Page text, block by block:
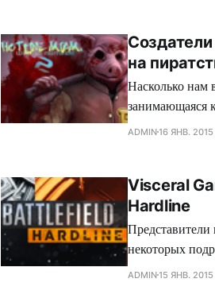
головоломку
на
Насколько нам
занимающаяся
производит
зеленного
коллектива
ADMIN16 ЯНВ. 2015
Visceral
Hardline
некоторых
сетевого
ADMIN15 ЯНВ. 2015